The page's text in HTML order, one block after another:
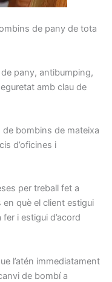
de pany de tota
pany, antibumping,
amb clau de
de bombins de mateixa
d’oficines i
per treball fet a
en què el client estigui
fer i estigui d’acord
l’atén immediatament
de bombí a